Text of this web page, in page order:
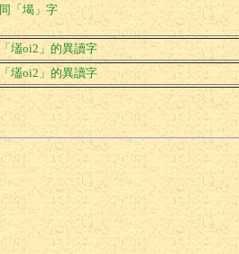
同「堨」字
「壒oi2」的異讀字
「壒oi2」的異讀字